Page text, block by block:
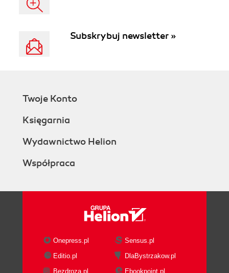
Subskrybuj newsletter »
Twoje Konto
Księgarnia
Wydawnictwo Helion
Współpraca
Onepress.pl
Sensus.pl
Editio.pl
DlaBystrzakow.pl
Bezdroza.pl
Ebookpoint.pl